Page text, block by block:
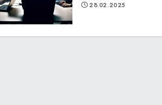
28.02.2025